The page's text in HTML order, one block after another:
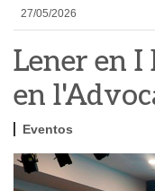
27/05/2026
Lener en I
en
Eventos